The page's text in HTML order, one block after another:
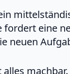
fordert eine
neuen